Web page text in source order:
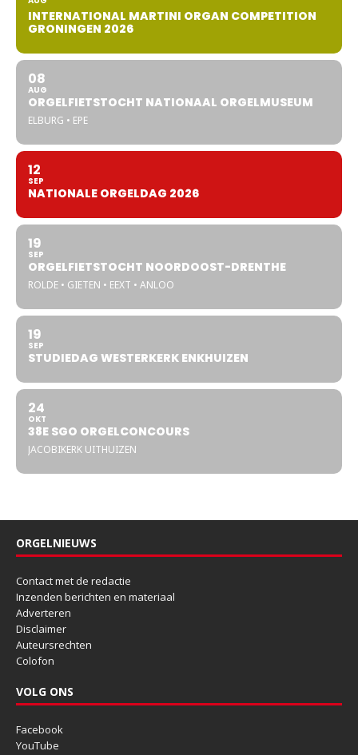
INTERNATIONAL MARTINI ORGAN COMPETITION
GRONINGEN 2026
08
AUG
ORGELFIETSTOCHT NATIONAAL ORGELMUSEUM
ELBURG • EPE
12
SEP
NATIONALE ORGELDAG 2026
19
SEP
ORGELFIETSTOCHT NOORDOOST-DRENTHE
ROLDE • GIETEN • EEXT • ANLOO
19
SEP
STUDIEDAG WESTERKERK ENKHUIZEN
24
OKT
38E SGO ORGELCONCOURS
JACOBIKERK UITHUIZEN
ORGELNIEUWS
Contact met de redactie
Inzenden berichten en materiaal
Adverteren
Disclaimer
Auteursrechten
Colofon
VOLG ONS
Facebook
YouTube